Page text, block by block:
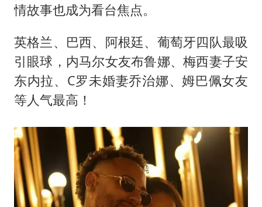
感觉全东北都在等7号
多地要求领导干部带头休假
80后女柜员逆袭成4200亿银行副行长
情故事也成为看台焦点。
英格兰、巴西、阿根廷、葡萄牙四队最吸
引眼球，内马尔女友布鲁娜、梅西妻子安
东内拉、C罗未婚妻乔治娜、姆巴佩女友
等人气最高！